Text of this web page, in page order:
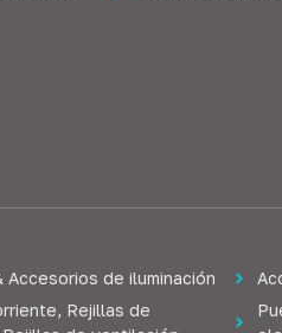
Accesorios de iluminación
Rejillas de